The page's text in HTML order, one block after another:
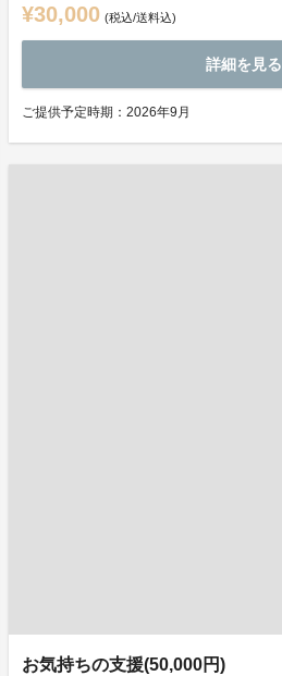
¥30,000 (税込/送料込)
詳細を見る
ご提供予定時期：2026年9月
お気持ちの支援(50,000円)